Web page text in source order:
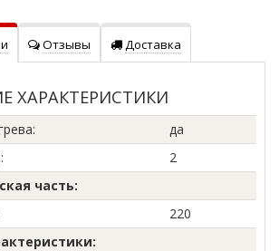
Отзывы Доставка
ХАРАКТЕРИСТИКИ
:
да
:
2
часть:
220